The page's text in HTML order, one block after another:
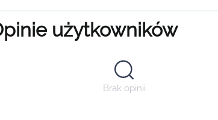
użytkowników
Brak opinii